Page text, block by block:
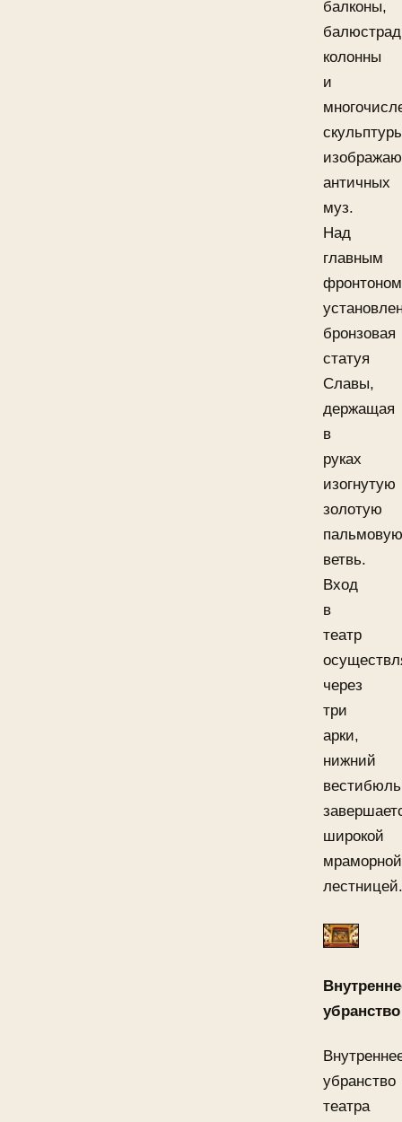
балконы,
колонны
и
античных
муз.
Над
главным
фронтоном
бронзовая
статуя
Славы,
держащая
в
руках
изогнутую
золотую
пальмовую
ветвь.
Вход
в
театр
через
три
арки,
нижний
вестибюль
широкой
мраморной
лестницей.
убранство
убранство
театра